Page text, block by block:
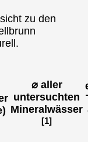
zu den
⌀ aller
untersuchten
Mineralwässer
[1]